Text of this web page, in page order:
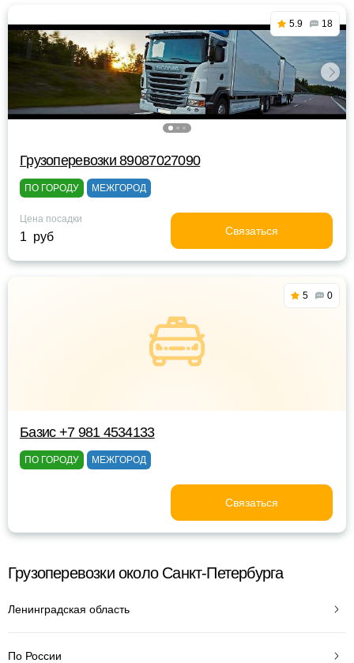
5.9 18
Грузоперевозки 89087027090
ПО ГОРОДУ МЕЖГОРОД
Цена посадки
1 руб Связаться
5 0
Базис +7 981 4534133
ПО ГОРОДУ МЕЖГОРОД
Связаться
Грузоперевозки около Санкт-Петербурга
Ленинградская область
По России